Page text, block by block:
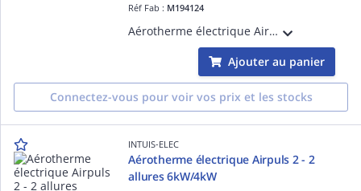
Réf Fab : M194124
Aérotherme électrique Airpuls 2 - 12kW/8kW Tri 400V+N - Fixes - Fixation murale comprise - Boitier de commande en option - Un flux d'air longue portée directionnel et homogène - Origine France Garantie
Ajouter au panier
Connectez-vous pour voir vos prix et les stocks
INTUIS-ELEC
Aérotherme électrique Airpuls 2 - 2
allures 6kW/4kW